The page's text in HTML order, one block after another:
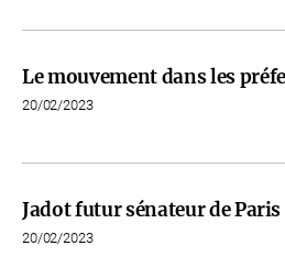
Le mouvement dans les
20/02/2023
Jadot futur sénateur de Paris
20/02/2023